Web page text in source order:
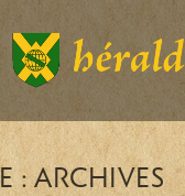
:ARCHIVES